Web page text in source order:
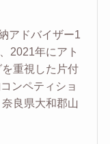
アドバイザー1
2021年にアト
重視した片付
ンペティショ
良県大和郡山